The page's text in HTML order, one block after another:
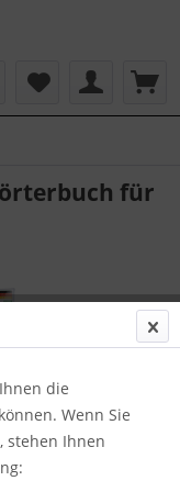
für
die
Wenn Sie
stehen Ihnen